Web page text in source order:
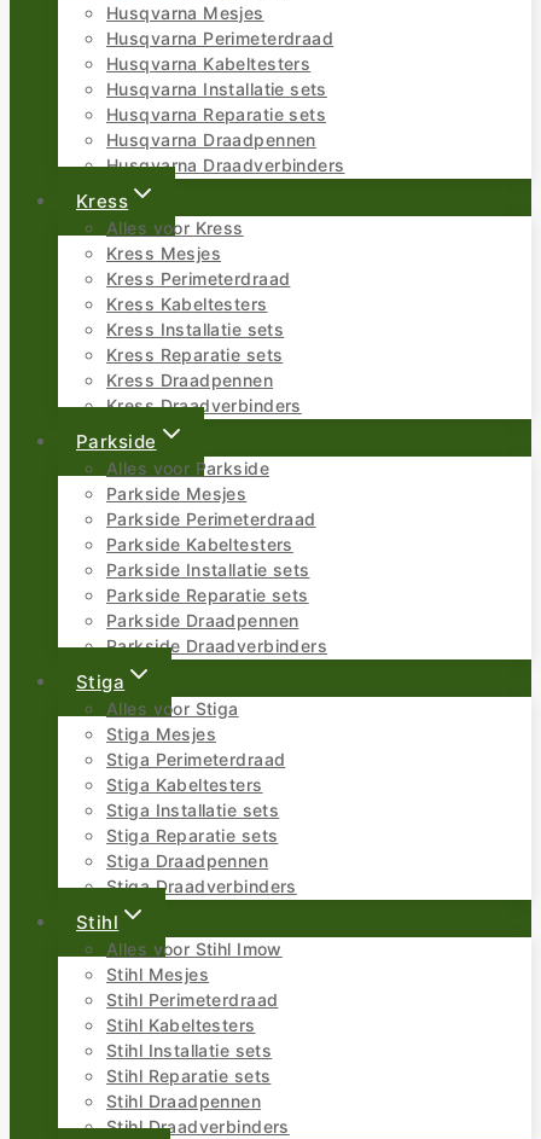
Husqvarna Mesjes
Husqvarna Perimeterdraad
Husqvarna Kabeltesters
Husqvarna Installatie sets
Husqvarna Reparatie sets
Husqvarna Draadpennen
Husqvarna Draadverbinders
Kress
Alles voor Kress
Kress Mesjes
Kress Perimeterdraad
Kress Kabeltesters
Kress Installatie sets
Kress Reparatie sets
Kress Draadpennen
Kress Draadverbinders
Parkside
Alles voor Parkside
Parkside Mesjes
Parkside Perimeterdraad
Parkside Kabeltesters
Parkside Installatie sets
Parkside Reparatie sets
Parkside Draadpennen
Parkside Draadverbinders
Stiga
Alles voor Stiga
Stiga Mesjes
Stiga Perimeterdraad
Stiga Kabeltesters
Stiga Installatie sets
Stiga Reparatie sets
Stiga Draadpennen
Stiga Draadverbinders
Stihl
Alles voor Stihl Imow
Stihl Mesjes
Stihl Perimeterdraad
Stihl Kabeltesters
Stihl Installatie sets
Stihl Reparatie sets
Stihl Draadpennen
Stihl Draadverbinders